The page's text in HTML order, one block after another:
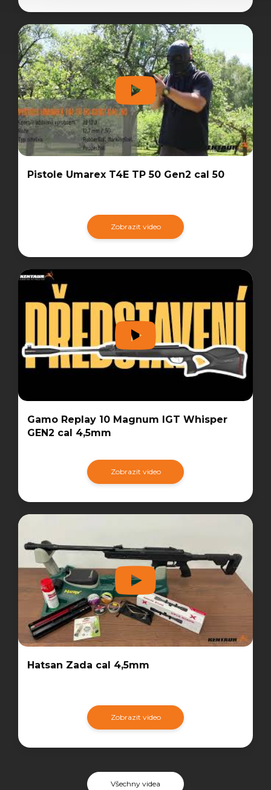
Pistole Umarex T4E TP 50 Gen2 cal 50
Zobrazit video
Gamo Replay 10 Magnum IGT Whisper
GEN2 cal 4,5mm
Zobrazit video
Hatsan Zada cal 4,5mm
Zobrazit video
Všechny videa